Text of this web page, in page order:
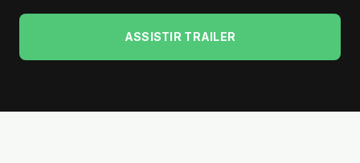
ASSISTIR TRAILER